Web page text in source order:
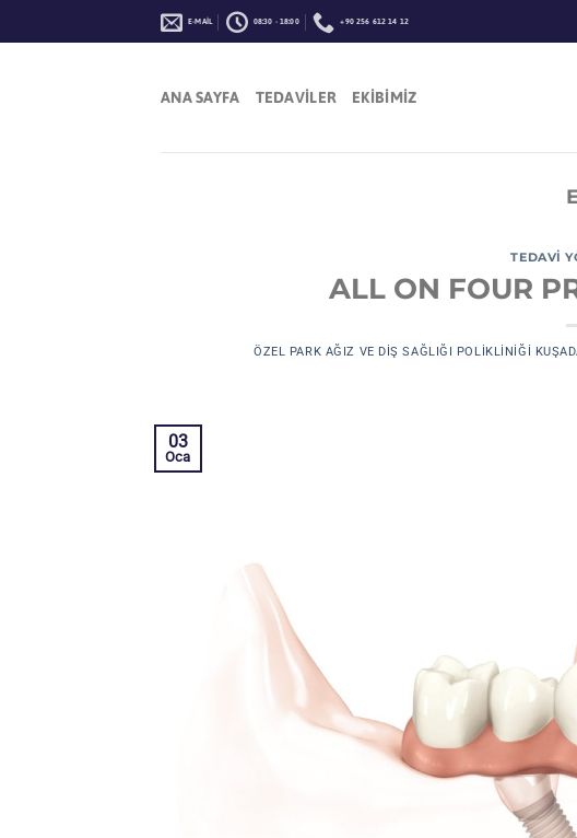
atla
E-MAIL 08:30 - 18:00 +90 256 612 14 12
ANA SAYFA TEDAVILER EKIBIMIZ
TEDAVI
ALL ON FOUR
ÖZEL PARK AĞIZ VE DIŞ SAĞLIĞI POLIKLINIĞI
03
Oca